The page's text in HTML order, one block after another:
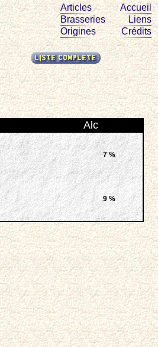
Articles
Brasseries
Origines
Accueil
Liens
Crédits
Alc
7 %
9 %